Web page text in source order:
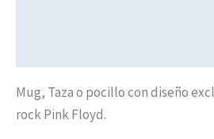
Mug, Taza o pocillo con diseño
rock Pink Floyd.